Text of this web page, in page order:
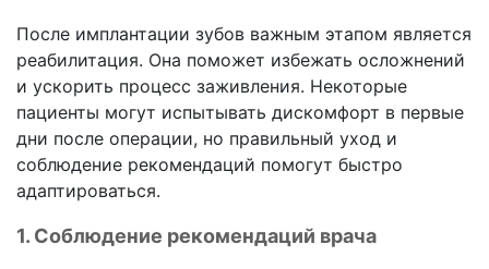
После имплантации зубов важным этапом является
реабилитация. Она поможет избежать осложнений
и ускорить процесс заживления. Некоторые
пациенты могут испытывать дискомфорт в первые
дни после операции, но правильный уход и
соблюдение рекомендаций помогут быстро
адаптироваться.
1. Соблюдение рекомендаций врача